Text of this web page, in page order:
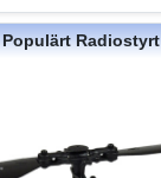
Populärt Radiostyrt